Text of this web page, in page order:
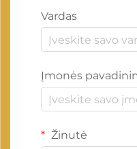
Vardas
Įmonės
Žinutė